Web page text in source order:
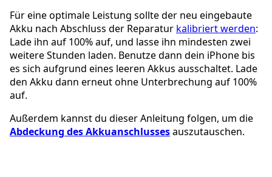
Für eine optimale Leistung sollte der neu eingebaute
Akku nach Abschluss der Reparatur kalibriert werden:
Lade ihn auf 100% auf, und lasse ihn mindesten zwei
weitere Stunden laden. Benutze dann dein iPhone bis
es sich aufgrund eines leeren Akkus ausschaltet. Lade
den Akku dann erneut ohne Unterbrechung auf 100%
auf.
Außerdem kannst du dieser Anleitung folgen, um die
Abdeckung des Akkuanschlussesauszutauschen.